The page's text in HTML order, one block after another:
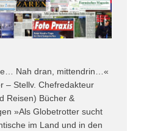
Nah dran, mittendrin…«
– Stellv. Chefredakteur
Reisen) Bücher &
»Als Globetrotter sucht
im Land und in den